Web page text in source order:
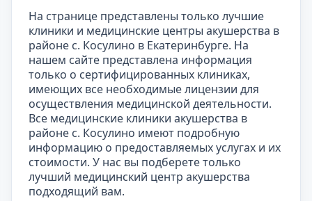
На странице представлены только лучшие
клиники и медицинские центры акушерства в
районе с. Косулино в Екатеринбурге. На
нашем сайте представлена информация
только о сертифицированных клиниках,
имеющих все необходимые лицензии для
осуществления медицинской деятельности.
Все медицинские клиники акушерства в
районе с. Косулино имеют подробную
информацию о предоставляемых услугах и их
стоимости. У нас вы подберете только
лучший медицинский центр акушерства
подходящий вам.